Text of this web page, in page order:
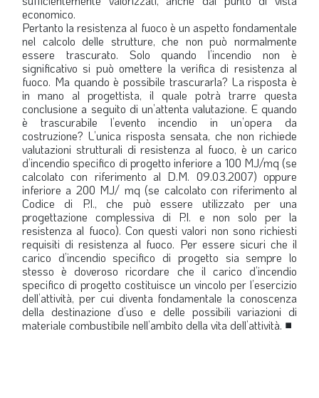
economico.
Pertanto la resistenza al fuoco è un aspetto fondamentale
nel calcolo delle strutture, che non può normalmente
essere trascurato. Solo quando l’incendio non è
significativo si può omettere la verifica di resistenza al
fuoco. Ma quando è possibile trascurarla? La risposta è
in mano al progettista, il quale potrà trarre questa
conclusione a seguito di un’attenta valutazione. E quando
è trascurabile l’evento incendio in un’opera da
costruzione? L’unica risposta sensata, che non richiede
valutazioni strutturali di resistenza al fuoco, è un carico
d’incendio specifico di progetto inferiore a 100 MJ/mq (se
calcolato con riferimento al D.M. 09.03.2007) oppure
inferiore a 200 MJ/ mq (se calcolato con riferimento al
Codice di P.I., che può essere utilizzato per una
progettazione complessiva di P.I. e non solo per la
resistenza al fuoco). Con questi valori non sono richiesti
requisiti di resistenza al fuoco. Per essere sicuri che il
carico d’incendio specifico di progetto sia sempre lo
stesso è doveroso ricordare che il carico d’incendio
specifico di progetto costituisce un vincolo per l’esercizio
dell’attività, per cui diventa fondamentale la conoscenza
della destinazione d’uso e delle possibili variazioni di
materiale combustibile nell’ambito della vita dell’attività. ■